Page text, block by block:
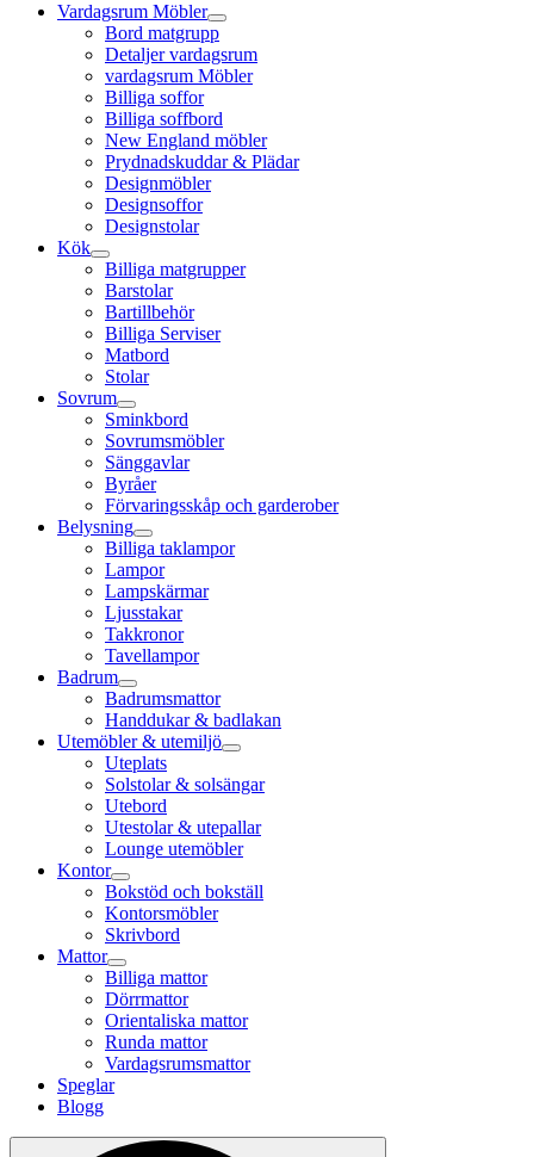
Vardagsrum Möbler
Bord matgrupp
Detaljer vardagsrum
vardagsrum Möbler
Billiga soffor
Billiga soffbord
New England möbler
Prydnadskuddar & Plädar
Designmöbler
Designsoffor
Designstolar
Kök
Billiga matgrupper
Barstolar
Bartillbehör
Billiga Serviser
Matbord
Stolar
Sovrum
Sminkbord
Sovrumsmöbler
Sänggavlar
Byråer
Förvaringsskåp och garderober
Belysning
Billiga taklampor
Lampor
Lampskärmar
Ljusstakar
Takkronor
Tavellampor
Badrum
Badrumsmattor
Handdukar & badlakan
Utemöbler & utemiljö
Uteplats
Solstolar & solsängar
Utebord
Utestolar & utepallar
Lounge utemöbler
Kontor
Bokstöd och bokställ
Kontorsmöbler
Skrivbord
Mattor
Billiga mattor
Dörrmattor
Orientaliska mattor
Runda mattor
Vardagsrumsmattor
Speglar
Blogg